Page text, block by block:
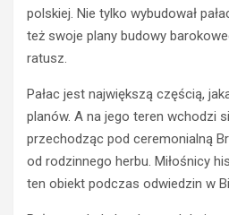
polskiej. Nie tylko wybudował
też swoje plany budowy
ratusz.
Pałac jest największą częścią,
planów. A na jego teren wchodzi
przechodząc pod ceremonialną
od rodzinnego herbu. Miłośnicy
ten obiekt podczas odwiedzin w